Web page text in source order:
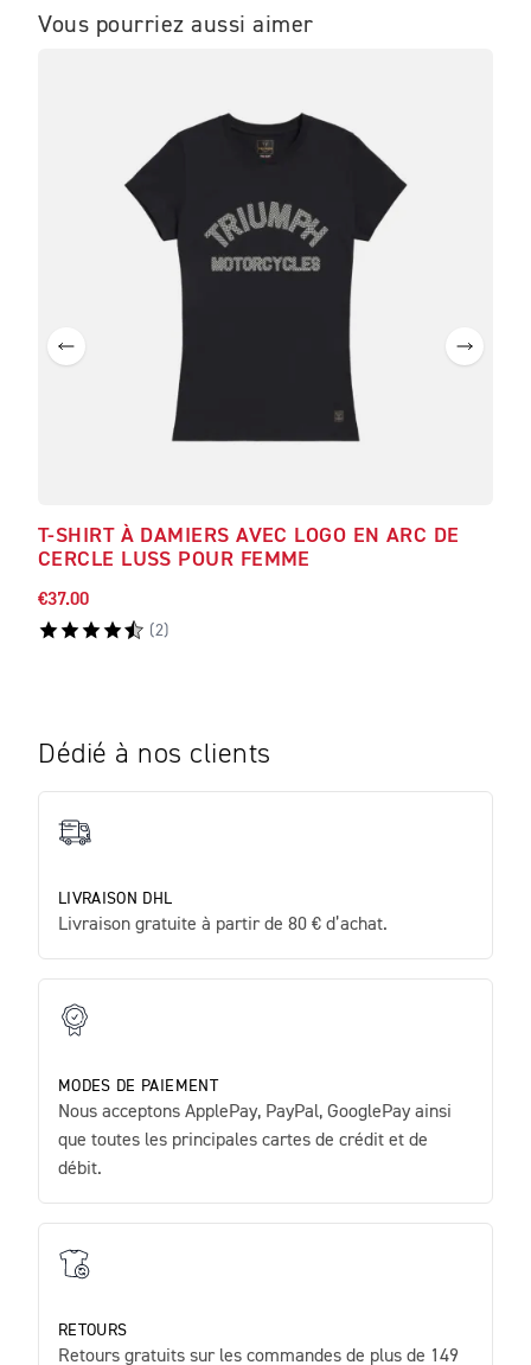
Vous pourriez aussi aimer
T-SHIRT À DAMIERS AVEC LOGO EN ARC DE
CERCLE LUSS POUR FEMME
€37.00
(2)
Dédié à nos clients
LIVRAISON DHL
Livraison gratuite à partir de 80 € d’achat.
MODES DE PAIEMENT
Nous acceptons ApplePay, PayPal, GooglePay ainsi
que toutes les principales cartes de crédit et de
débit.
RETOURS
Retours gratuits sur les commandes de plus de 149